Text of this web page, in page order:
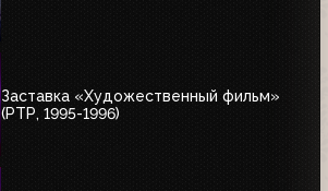
Заставка «Художественный фильм»
(РТР, 1995-1996)